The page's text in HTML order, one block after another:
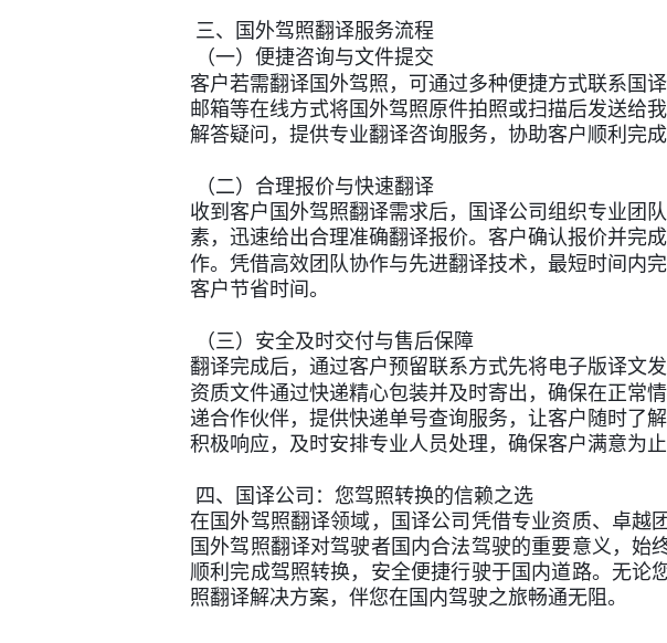
三、国外驾照翻译服务流程
（一）便捷咨询与文件提交
客户若需翻译国外驾照，可通过多种便捷方式联系国
邮箱等在线方式将国外驾照原件拍照或扫描后发送给
解答疑问，提供专业翻译咨询服务，协助客户顺利完成
（二）合理报价与快速翻译
收到客户国外驾照翻译需求后，国译公司组织专业团
素，迅速给出合理准确翻译报价。客户确认报价并完
作。凭借高效团队协作与先进翻译技术，最短时间内
客户节省时间。
（三）安全及时交付与售后保障
翻译完成后，通过客户预留联系方式先将电子版译文
资质文件通过快递精心包装并及时寄出，确保在正常
递合作伙伴，提供快递单号查询服务，让客户随时了
积极响应，及时安排专业人员处理，确保客户满意为止
四、国译公司：您驾照转换的信赖之选
在国外驾照翻译领域，国译公司凭借专业资质、卓越
国外驾照翻译对驾驶者国内合法驾驶的重要意义，
顺利完成驾照转换，安全便捷行驶于国内道路。无论
照翻译解决方案，伴您在国内驾驶之旅畅通无阻。